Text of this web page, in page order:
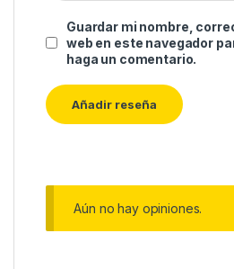
Guardar mi nombre,
web en este navegador
haga un comentario.
Aún no hay opiniones.